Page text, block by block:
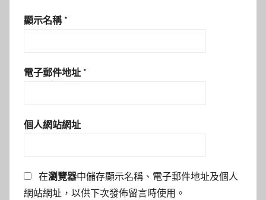
顯示名稱 *
電子郵件地址 *
個人網站網址
在瀏覽器中儲存顯示名稱、電子郵件地址及個人
網站網址，以供下次發佈留言時使用。